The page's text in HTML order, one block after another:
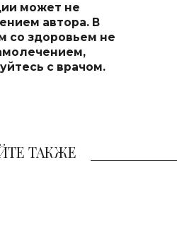
может не
автора. В
со здоровьем не
чением,
с врачом.
ТАКЖЕ